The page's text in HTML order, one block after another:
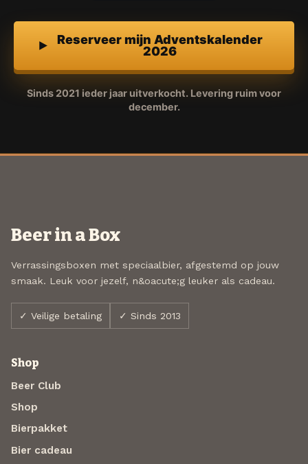
Reserveer mijn Adventskalender
2026
Sinds 2021 ieder jaar uitverkocht. Levering ruim voor
december.
Beer in a Box
Verrassingsboxen met speciaalbier, afgestemd op jouw
smaak. Leuk voor jezelf, n&oacute;g leuker als cadeau.
✓ Veilige betaling ✓ Sinds 2013
Shop
Beer Club
Shop
Bierpakket
Bier cadeau